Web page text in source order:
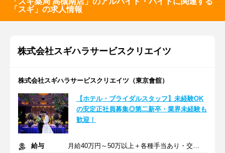
「スギ」の求人情報
株式会社スギハラサービスクリエイツ
株式会社スギハラサービスクリエイツ（東京會舘）
【ホテル・ブライダルスタッフ】未経験OK
の安定正社員募集◎第二新卒・業界未経験も
歓迎！
給与
月給40万円～50万以上＋各種手当あり・交通費規定支給